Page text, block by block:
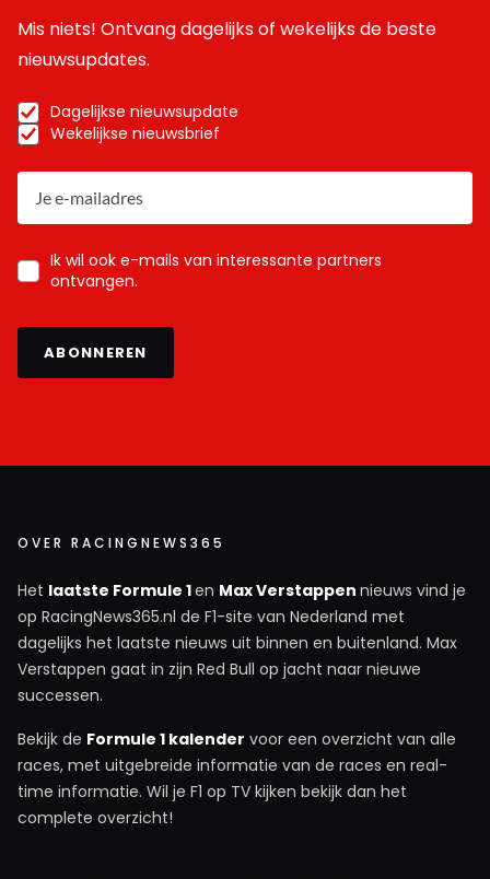
Mis niets! Ontvang dagelijks of wekelijks de beste
nieuwsupdates.
Dagelijkse nieuwsupdate
Wekelijkse nieuwsbrief
Ik wil ook e-mails van interessante partners
ontvangen.
ABONNEREN
OVER RACINGNEWS365
Het laatste Formule 1en Max Verstappen nieuws vind je
op RacingNews365.nl de F1-site van Nederland met
dagelijks het laatste nieuws uit binnen en buitenland. Max
Verstappen gaat in zijn Red Bull op jacht naar nieuwe
successen.
Bekijk de Formule 1 kalender voor een overzicht van alle
races, met uitgebreide informatie van de races en real-
time informatie. Wil je F1 op TV kijken bekijk dan het
complete overzicht!